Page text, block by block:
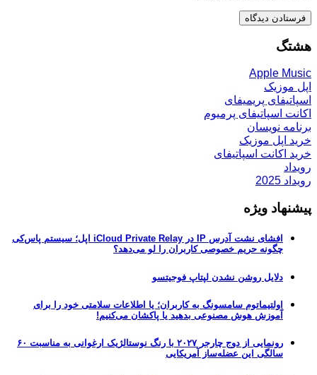
هشتگ
Apple Music
اپل موزیک
اسپاتیفای پریمیفای
اکانت اسپاتیفای پرمیوم
برنامه نویسان
خرید اپل موزیک
خرید اکانت اسپاتیفای
رویداد
رویداد 2025
پیشنهاد ویژه
افشای نشت آدرس IP در iCloud Private Relay اپل؛ سیستم پاس‌کی
چگونه حریم خصوصی کاربران را لو می‌دهد؟
دلایل روشن نشدن لپتاپ فوجیتسو
اولتیماتوم سامسونگ به کاربران؛ یا اطلاعات سلامتی خود را برای
آموزش هوش مصنوعی بدهید یا پاکشان می‌کنیم!
رونمایی از دوج چارجر ۲۰۲۷ با رنگ نوستالژیک ارغوانی به مناسبت ۶۰
سالگی این عضله‌ساز آمریکایی